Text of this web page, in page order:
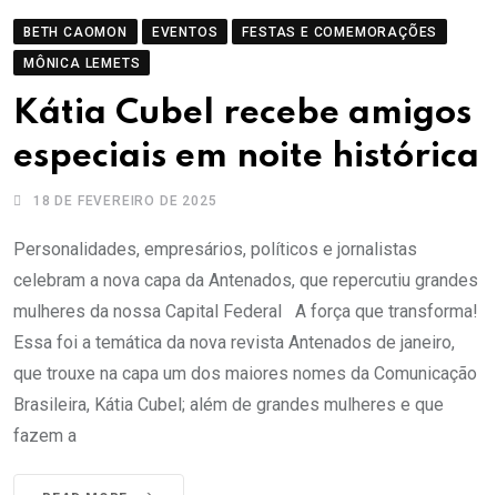
BETH CAOMON EVENTOS
FESTAS E COMEMORAÇÕES
MÔNICA LEMETS
Kátia Cubel recebe amigos
especiais em noite histórica
18 DE FEVEREIRO DE 2025
Personalidades, empresários, políticos e jornalistas
celebram a nova capa da Antenados, que repercutiu grandes
mulheres da nossa Capital Federal A força que transforma!
Essa foi a temática da nova revista Antenados de janeiro,
que trouxe na capa um dos maiores nomes da Comunicação
Brasileira, Kátia Cubel; além de grandes mulheres e que
fazem a